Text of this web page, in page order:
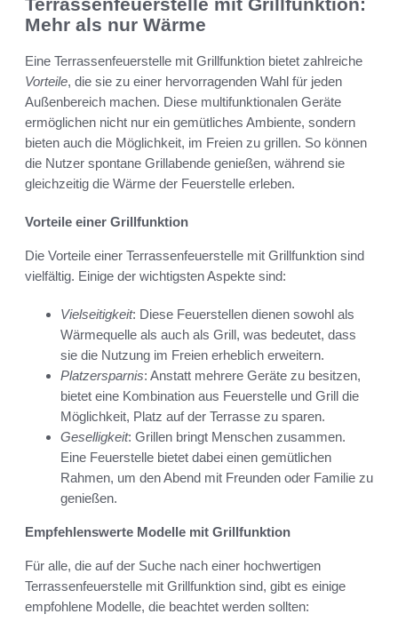
Terrassenfeuerstelle mit Grillfunktion:
Mehr als nur Wärme
Eine Terrassenfeuerstelle mit Grillfunktion bietet zahlreiche
Vorteile, die sie zu einer hervorragenden Wahl für jeden
Außenbereich machen. Diese multifunktionalen Geräte
ermöglichen nicht nur ein gemütliches Ambiente, sondern
bieten auch die Möglichkeit, im Freien zu grillen. So können
die Nutzer spontane Grillabende genießen, während sie
gleichzeitig die Wärme der Feuerstelle erleben.
Vorteile einer Grillfunktion
Die Vorteile einer Terrassenfeuerstelle mit Grillfunktion sind
vielfältig. Einige der wichtigsten Aspekte sind:
Vielseitigkeit: Diese Feuerstellen dienen sowohl als
Wärmequelle als auch als Grill, was bedeutet, dass
sie die Nutzung im Freien erheblich erweitern.
Platzersparnis: Anstatt mehrere Geräte zu besitzen,
bietet eine Kombination aus Feuerstelle und Grill die
Möglichkeit, Platz auf der Terrasse zu sparen.
Geselligkeit: Grillen bringt Menschen zusammen.
Eine Feuerstelle bietet dabei einen gemütlichen
Rahmen, um den Abend mit Freunden oder Familie zu
genießen.
Empfehlenswerte Modelle mit Grillfunktion
Für alle, die auf der Suche nach einer hochwertigen
Terrassenfeuerstelle mit Grillfunktion sind, gibt es einige
empfohlene Modelle, die beachtet werden sollten: